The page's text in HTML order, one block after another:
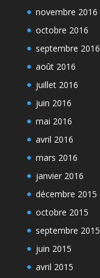
novembre 2016
octobre 2016
septembre 2016
août 2016
juillet 2016
juin 2016
mai 2016
avril 2016
mars 2016
janvier 2016
décembre 2015
octobre 2015
septembre 2015
juin 2015
avril 2015